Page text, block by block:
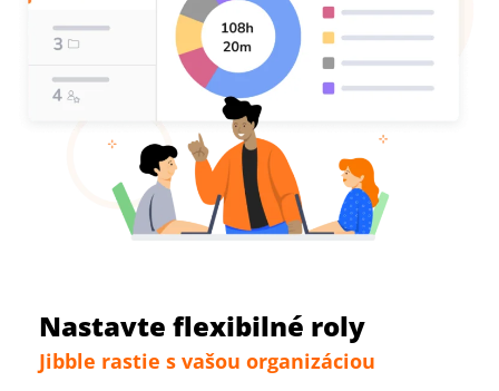
Nastavte flexibilné roly
Jibble rastie s vašou organizáciou